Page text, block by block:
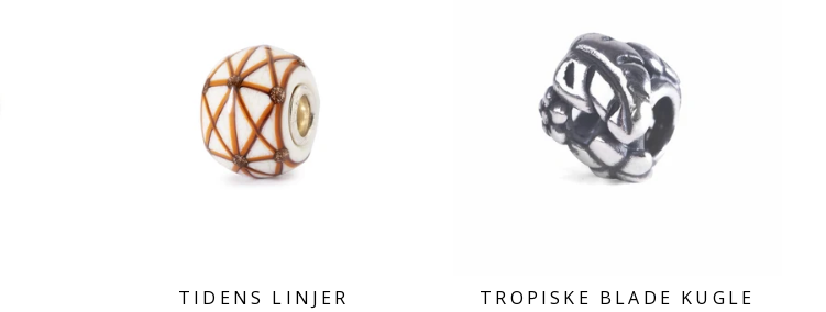
TIDENS LINJER TROPISKE BLADE KUGLE